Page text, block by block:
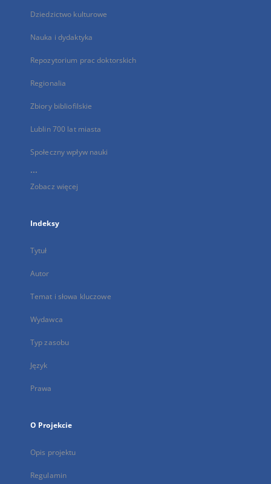
Dziedzictwo kulturowe
Nauka i dydaktyka
Repozytorium prac doktorskich
Regionalia
Zbiory bibliofilskie
Lublin 700 lat miasta
Społeczny wpływ nauki
...
Zobacz więcej
Indeksy
Tytuł
Autor
Temat i słowa kluczowe
Wydawca
Typ zasobu
Język
Prawa
O Projekcie
Opis projektu
Regulamin